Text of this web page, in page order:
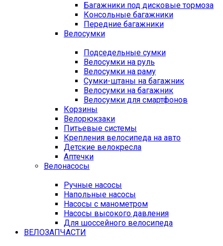
Багажники под дисковые тормоза
Консольные багажники
Передние багажники
Велосумки
Подседельные сумки
Велосумки на руль
Велосумки на раму
Сумки-штаны на багажник
Велосумки на багажник
Велосумки для смартфонов
Корзины
Велорюкзаки
Питьевые системы
Крепления велосипеда на авто
Детские велокресла
Аптечки
Велонасосы
Ручные насосы
Напольные насосы
Насосы с манометром
Насосы высокого давления
Для шоссейного велосипеда
ВЕЛОЗАПЧАСТИ